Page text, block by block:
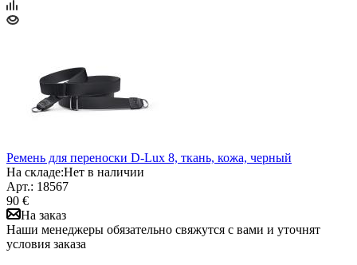
Ремень для переноски D-Lux 8, ткань, кожа, черный
На складе:Нет в наличии
Арт.: 18567
90 €
На заказ
Наши менеджеры обязательно свяжутся с вами и уточнят
условия заказа